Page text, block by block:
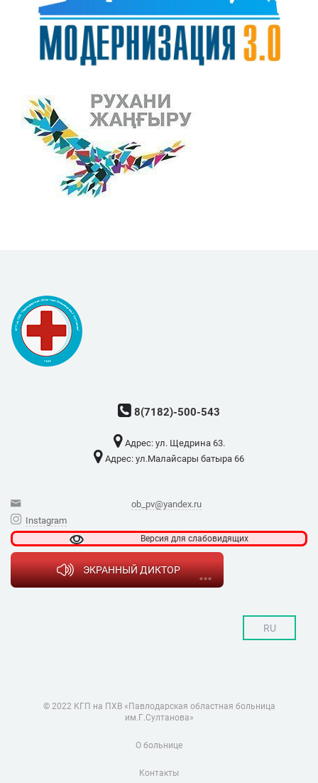
8(7182)-500-543
Адрес: ​ул. Щедрина 63.
Адрес: ​ул.Малайсары батыра 66
ob_pv@yandex.ru
Instagram
Версия для слабовидящих
ЭКРАННЫЙ ДИКТОР
RU
© 2022 КГП на ПХВ «Павлодарская областная больница
им.Г.Султанова»
О больнице
Контакты